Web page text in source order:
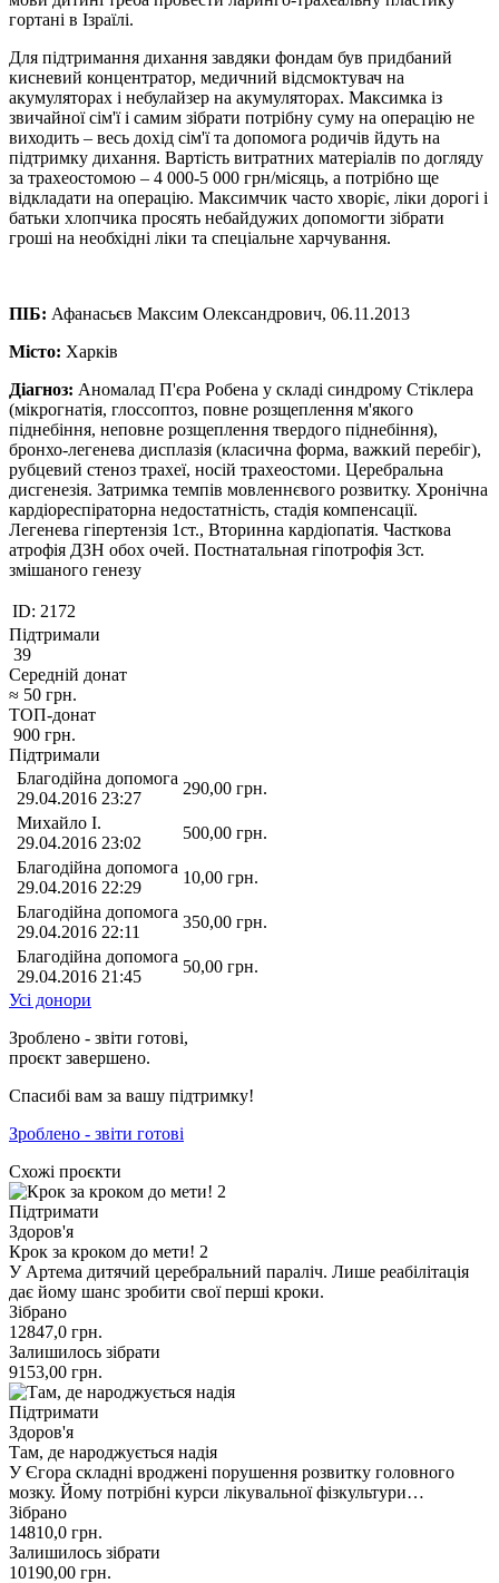
гортані в Ізраїлі.
Для підтримання дихання завдяки фондам був придбаний
кисневий концентратор, медичний відсмоктувач на
акумуляторах і небулайзер на акумуляторах. Максимка із
звичайної сім'ї і самим зібрати потрібну суму на операцію не
виходить – весь дохід сім'ї та допомога родичів йдуть на
підтримку дихання. Вартість витратних матеріалів по догляду
за трахеостомою – 4 000-5 000 грн/місяць, а потрібно ще
відкладати на операцію. Максимчик часто хворіє, ліки дорогі і
батьки хлопчика просять небайдужих допомогти зібрати
гроші на необхідні ліки та спеціальне харчування.
ПІБ: Афанасьєв Максим Олександрович, 06.11.2013
Місто: Харків
Діагноз: Аномалад П'єра Робена у складі синдрому Стіклера
(мікрогнатія, глоссоптоз, повне розщеплення м'якого
піднебіння, неповне розщеплення твердого піднебіння),
бронхо-легенева дисплазія (класична форма, важкий перебіг),
рубцевий стеноз трахеї, носій трахеостоми. Церебральна
дисгенезія. Затримка темпів мовленнєвого розвитку. Хронічна
кардіореспіраторна недостатність, стадія компенсації.
Легенева гіпертензія 1ст., Вторинна кардіопатія. Часткова
атрофія ДЗН обох очей. Постнатальная гіпотрофія 3ст.
змішаного генезу
ID: 2172
Підтримали
39
Середній донат
≈ 50 грн.
ТОП-донат
900 грн.
Підтримали
Благодійна допомога
29.04.2016 23:27
290,00 грн.
Михайло I.
29.04.2016 23:02
500,00 грн.
Благодійна допомога
29.04.2016 22:29
10,00 грн.
Благодійна допомога
29.04.2016 22:11
350,00 грн.
Благодійна допомога
29.04.2016 21:45
50,00 грн.
Усі донори
Зроблено - звіти готові,
проєкт завершено.
Спасибі вам за вашу підтримку!
Зроблено - звіти готові
Схожі проєкти
Підтримати
Здоров'я
Крок за кроком до мети! 2
У Артема дитячий церебральний параліч. Лише реабілітація
дає йому шанс зробити свої перші кроки.
Зібрано
12847,0 грн.
Залишилось зібрати
9153,00 грн.
Підтримати
Здоров'я
Там, де народжується надія
У Єгора складні вроджені порушення розвитку головного
мозку. Йому потрібні курси лікувальної фізкультури…
Зібрано
14810,0 грн.
Залишилось зібрати
10190,00 грн.